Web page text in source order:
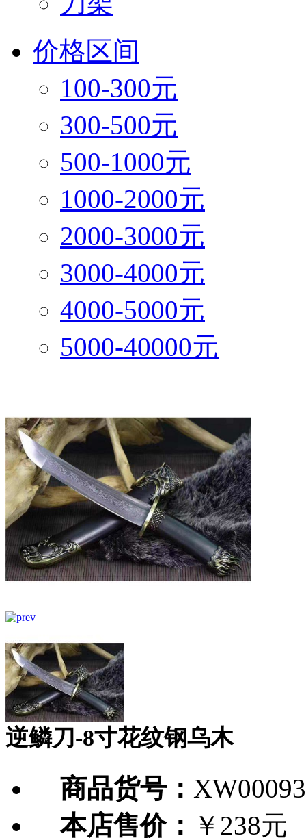
价格区间
100-300元
300-500元
500-1000元
1000-2000元
2000-3000元
3000-4000元
4000-5000元
5000-40000元
逆鳞刀-8寸花纹钢乌木
商品货号：
本店售价： ￥238元